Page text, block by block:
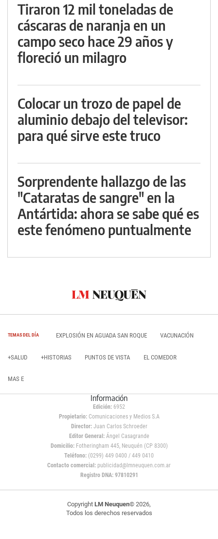
Tiraron 12 mil toneladas de
cáscaras de naranja en un
campo seco hace 29 años y
floreció un milagro
Colocar un trozo de papel de
aluminio debajo del televisor:
para qué sirve este truco
Sorprendente hallazgo de las
"Cataratas de sangre" en la
Antártida: ahora se sabe qué es
este fenómeno puntualmente
TEMAS DEL DÍA EXPLOSIÓN EN AGUADA SAN ROQUE VACUNACIÓN
+SALUD +HISTORIAS PUNTOS DE VISTA EL COMEDOR
MAS E
Información
Edición: 6952
Propietario:Comunicaciones y Medios S.A
Director: Juan Carlos Schroeder
Editor General:Ángel Casagrande
Domicilio:Fotheringham 445, Neuquén (CP 8300)
Teléfono: (0299) 449 0400 / 449 0410
Contacto comercial: publicidad@lmneuquen.com.ar
Registro DNA: 97810291
Copyright LM Neuquen© 2026,
Todos los derechos reservados